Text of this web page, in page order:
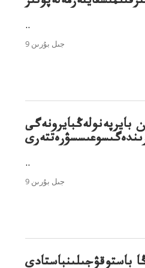
..
9 جىل بۇرىن
بايرپەنولەڭبايرونەگى
..
9 جىل بۇرىن
باستوقۋجىلىنباستادى